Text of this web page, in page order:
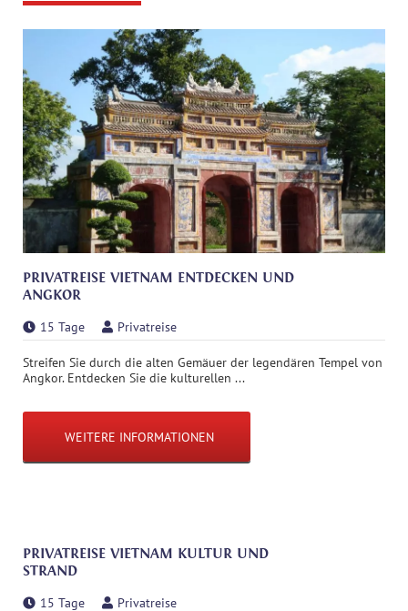
PRIVATREISE VIETNAM ENTDECKEN UND
ANGKOR
15 Tage Privatreise
Streifen Sie durch die alten Gemäuer der legendären Tempel von
Angkor. Entdecken Sie die kulturellen ...
WEITERE INFORMATIONEN
PRIVATREISE VIETNAM KULTUR UND
STRAND
15 Tage Privatreise